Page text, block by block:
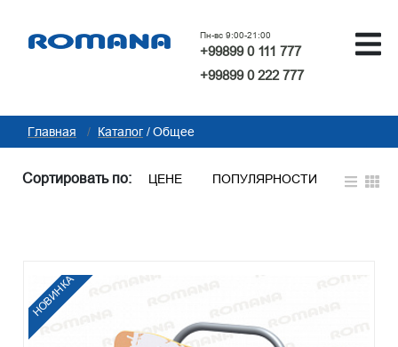
Пн-вс 9:00-21:00
+99899 0 111 777
+99899 0 222 777
Главная Каталог Общее
Сортировать по: ЦЕНЕ ПОПУЛЯРНОСТИ
НОВИНКА